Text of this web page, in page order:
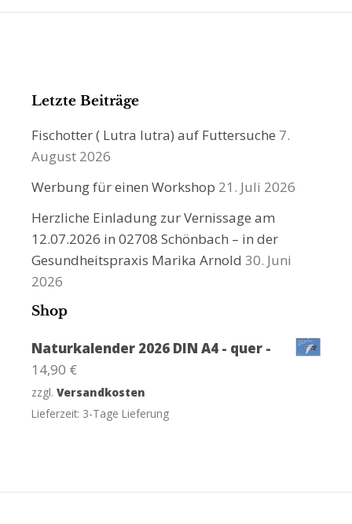
Letzte Beiträge
Fischotter ( Lutra lutra) auf Futtersuche 7.
August 2026
Werbung für einen Workshop 21. Juli 2026
Herzliche Einladung zur Vernissage am
12.07.2026 in 02708 Schönbach – in der
Gesundheitspraxis Marika Arnold 30. Juni
2026
Shop
Naturkalender 2026 DIN A4 - quer -
14,90 €
zzgl. Versandkosten
Lieferzeit: 3-Tage Lieferung